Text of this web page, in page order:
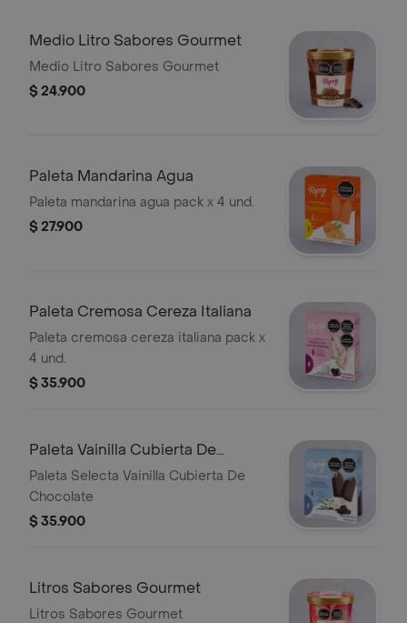
Medio Litro Sabores Gourmet
Medio Litro Sabores Gourmet
$ 24.900
Paleta Mandarina Agua
Paleta mandarina agua pack x 4 und.
$ 27.900
Paleta Cremosa Cereza Italiana
Paleta cremosa cereza italiana pack x
4 und.
$ 35.900
Paleta Vainilla Cubierta De
Chocolate
Paleta Selecta Vainilla Cubierta De
Chocolate
$ 35.900
Litros Sabores Gourmet
Litros Sabores Gourmet